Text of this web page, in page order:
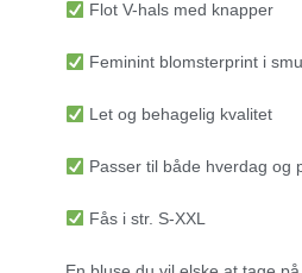
Flot V-hals med knapper
Feminint blomsterprint i
Let og behagelig kvalitet
Passer til både hverdag og
Fås i str. S-XXL